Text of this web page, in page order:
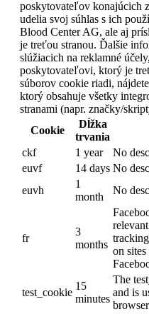
poskytovateľov konajúcich
udelia svoj súhlas s ich
Blood Center AG, ale aj
je treťou stranou. Ďalšie
slúžiacich na reklamné
poskytovateľovi, ktorý je
súborov cookie riadi,
ktorý obsahuje všetky
stranami (napr. značky/
Cookie
Dĺžka
trvania
ckf
1 year
No
euvf
14 days No
euvh
1
month
No
fr
3
months
on
test_cookie
15
minutes
The
and is